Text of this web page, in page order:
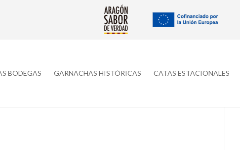
BODEGAS GARNACHAS HISTÓRICAS CATAS ESTACIONALES